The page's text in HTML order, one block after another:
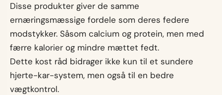
Disse produkter giver de samme
ernæringsmæssige fordele som deres federe
modstykker. Såsom calcium og protein, men med
færre kalorier og mindre mættet fedt.
Dette kost råd bidrager ikke kun til et sundere
hjerte-kar-system, men også til en bedre
vægtkontrol.